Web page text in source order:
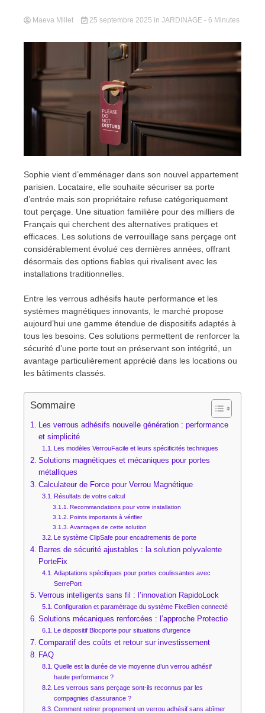
Maeva Millet 25 septembre 2025 in JARDINAGE - 6 Minutes
Sophie vient d’emménager dans son nouvel appartement
parisien. Locataire, elle souhaite sécuriser sa porte
d’entrée mais son propriétaire refuse catégoriquement
tout perçage. Une situation familière pour des milliers de
Français qui cherchent des alternatives pratiques et
efficaces. Les solutions de verrouillage sans perçage ont
considérablement évolué ces dernières années, offrant
désormais des options fiables qui rivalisent avec les
installations traditionnelles.
Entre les verrous adhésifs haute performance et les
systèmes magnétiques innovants, le marché propose
aujourd’hui une gamme étendue de dispositifs adaptés à
tous les besoins. Ces solutions permettent de renforcer la
sécurité d’une porte tout en préservant son intégrité, un
avantage particulièrement apprécié dans les locations ou
les bâtiments classés.
Sommaire
Les verrous adhésifs nouvelle génération : performance
et simplicité
Les modèles VerrouFacile et leurs spécificités techniques
Solutions magnétiques et mécaniques pour portes
métalliques
Calculateur de Force pour Verrou Magnétique
Résultats de votre calcul
Recommandations pour votre installation
Points importants à vérifier
Avantages de cette solution
Le système ClipSafe pour encadrements de porte
Barres de sécurité ajustables : la solution polyvalente
PorteFix
Adaptations spécifiques pour portes coulissantes avec
SerrePort
Verrous intelligents sans fil : l’innovation RapidoLock
Configuration et paramétrage du système FixeBien connecté
Solutions mécaniques renforcées : l’approche Protectio
Le dispositif Blocporte pour situations d’urgence
Comparatif des coûts et retour sur investissement
FAQ
Quelle est la durée de vie moyenne d’un verrou adhésif
haute performance ?
Les verrous sans perçage sont-ils reconnus par les
compagnies d’assurance ?
Comment retirer proprement un verrou adhésif sans abîmer